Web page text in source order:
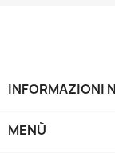
INFORMAZIONI
MENÙ